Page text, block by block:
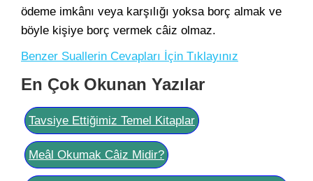
ödeme imkânı veya karşılığı yoksa borç almak ve
böyle kişiye borç vermek câiz olmaz.
Benzer Suallerin Cevapları İçin Tıklayınız
En Çok Okunan Yazılar
Tavsiye Ettiğimiz Temel Kitaplar
Meâl Okumak Câiz Midir?